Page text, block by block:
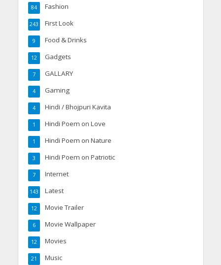
Fashion
84
First Look
243
Food & Drinks
9
Gadgets
12
GALLARY
7
Gaming
4
Hindi / Bhojpuri Kavita
4
Hindi Poem on Love
1
Hindi Poem on Nature
1
Hindi Poem on Patriotic
3
Internet
7
Latest
143
Movie Trailer
12
Movie Wallpaper
6
Movies
12
Music
21